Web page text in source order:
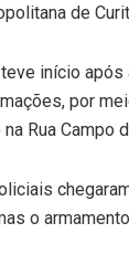
de
início após
por
Rua Campo
o